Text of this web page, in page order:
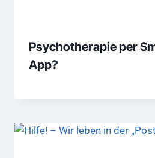
Psychotherapie per
App?